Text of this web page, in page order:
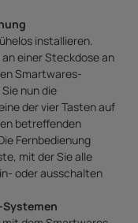
installieren.
einer Steckdose an
Smartwares-
nun die
der vier Tasten auf
betreffenden
Fernbedienung
mit der Sie alle
oder ausschalten